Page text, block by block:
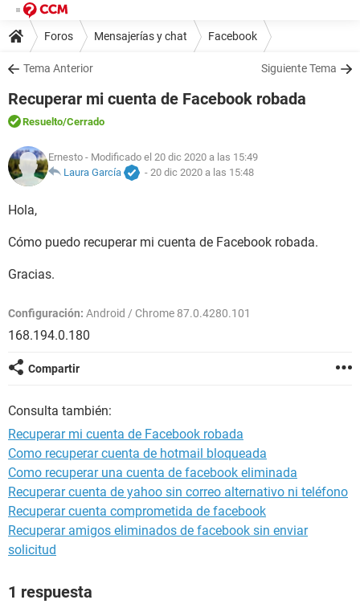
Foros Mensajerías y chat Facebook
Tema Anterior Siguiente Tema
Recuperar mi cuenta de Facebook robada
Resuelto/Cerrado
Ernesto - Modificado el 20 dic 2020 a las 15:49
Laura García
- 20 dic 2020 a las 15:48
Hola,
Cómo puedo recuperar mi cuenta de Facebook robada.
Gracias.
Configuración: Android / Chrome 87.0.4280.101
168.194.0.180
Compartir
Consulta también:
Recuperar mi cuenta de Facebook robada
Como recuperar cuenta de hotmail bloqueada
Como recuperar una cuenta de facebook eliminada
Recuperar cuenta de yahoo sin correo alternativo ni teléfono
Recuperar cuenta comprometida de facebook
Recuperar amigos eliminados de facebook sin enviar
solicitud
1 respuesta